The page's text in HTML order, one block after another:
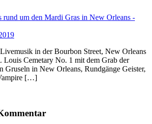
rund um den Mardi Gras in New Orleans -
in der Bourbon Street, New Orleans
Louis Cemetary No. 1 mit dem Grab der
Gruseln in New Orleans, Rundgänge Geister,
[…]